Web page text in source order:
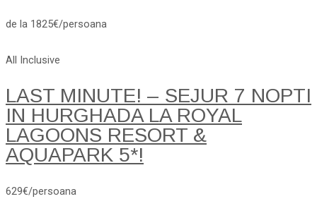
de la 1825€/persoana
All Inclusive
LAST MINUTE! – SEJUR 7 NOPTI
IN HURGHADA LA ROYAL
LAGOONS RESORT &
AQUAPARK 5*!
629€/persoana